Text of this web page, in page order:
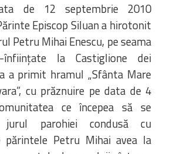
de 12 septembrie 2010
Episcop Siluan a hirotonit
Petru Mihai Enescu, pe seama
înfiinţate la Castiglione dei
a primit hramul „Sfânta Mare
cu prăznuire pe data de 4
ce începea să se
parohiei condusă cu
părintele Petru Mihai avea la